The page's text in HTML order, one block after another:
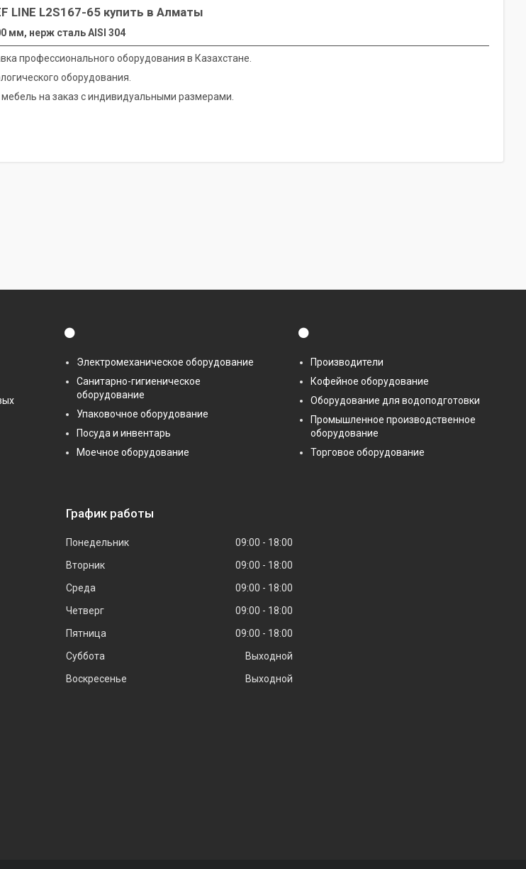
LINE L2S167-65 купить в Алматы
мм, нерж сталь AISI 304
профессионального оборудования в Казахстане.
оборудования.
на заказ с индивидуальными размерами.
⚫
Электромеханическое оборудование
Санитарно-гигиеническое
оборудование
Упаковочное оборудование
Посуда и инвентарь
Моечное оборудование
⚫
Производители
Кофейное оборудование
Оборудование для водоподготовки
Промышленное производственное
оборудование
Торговое оборудование
График работы
Понедельник 09:00
18:00
Вторник
09:00
18:00
Среда
09:00
18:00
Четверг
09:00
18:00
Пятница
09:00
18:00
Суббота
Выходной
Воскресенье
Выходной